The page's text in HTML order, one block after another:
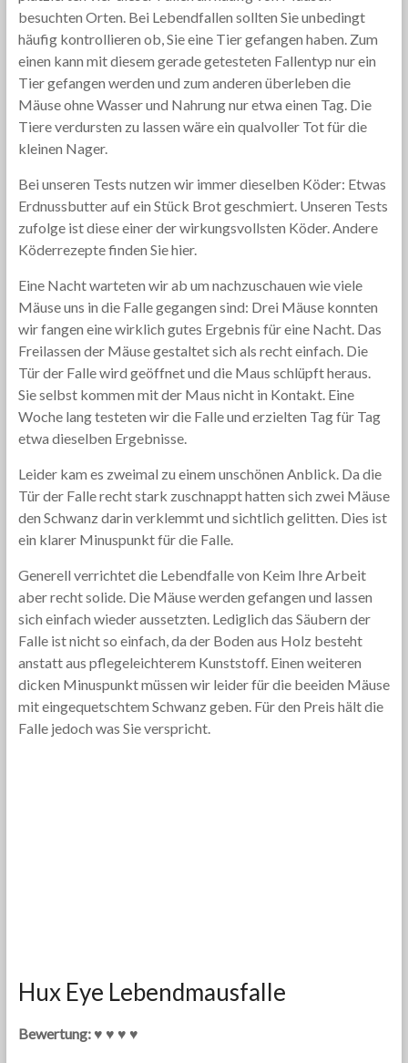
besuchten Orten. Bei Lebendfallen sollten Sie unbedingt
häufig kontrollieren ob, Sie eine Tier gefangen haben. Zum
einen kann mit diesem gerade getesteten Fallentyp nur ein
Tier gefangen werden und zum anderen überleben die
Mäuse ohne Wasser und Nahrung nur etwa einen Tag. Die
Tiere verdursten zu lassen wäre ein qualvoller Tot für die
kleinen Nager.
Bei unseren Tests nutzen wir immer dieselben Köder: Etwas
Erdnussbutter auf ein Stück Brot geschmiert. Unseren Tests
zufolge ist diese einer der wirkungsvollsten Köder. Andere
Köderrezepte finden Sie hier.
Eine Nacht warteten wir ab um nachzuschauen wie viele
Mäuse uns in die Falle gegangen sind: Drei Mäuse konnten
wir fangen eine wirklich gutes Ergebnis für eine Nacht. Das
Freilassen der Mäuse gestaltet sich als recht einfach. Die
Tür der Falle wird geöffnet und die Maus schlüpft heraus.
Sie selbst kommen mit der Maus nicht in Kontakt. Eine
Woche lang testeten wir die Falle und erzielten Tag für Tag
etwa dieselben Ergebnisse.
Leider kam es zweimal zu einem unschönen Anblick. Da die
Tür der Falle recht stark zuschnappt hatten sich zwei Mäuse
den Schwanz darin verklemmt und sichtlich gelitten. Dies ist
ein klarer Minuspunkt für die Falle.
Generell verrichtet die Lebendfalle von Keim Ihre Arbeit
aber recht solide. Die Mäuse werden gefangen und lassen
sich einfach wieder aussetzten. Lediglich das Säubern der
Falle ist nicht so einfach, da der Boden aus Holz besteht
anstatt aus pflegeleichterem Kunststoff. Einen weiteren
dicken Minuspunkt müssen wir leider für die beeiden Mäuse
mit eingequetschtem Schwanz geben. Für den Preis hält die
Falle jedoch was Sie verspricht.
Hux Eye Lebendmausfalle
Bewertung: ♥ ♥ ♥ ♥